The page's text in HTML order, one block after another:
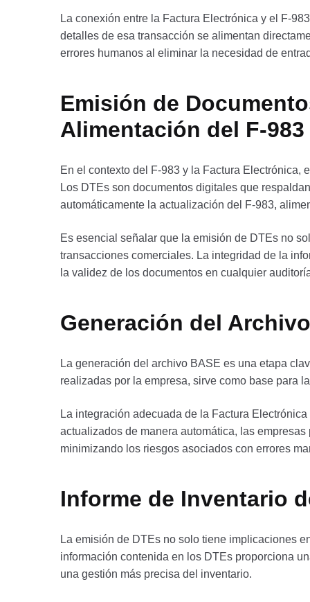
La conexión entre la Factura Electrónica y el F-
detalles de esa transacción se alimentan
errores humanos al eliminar la necesidad de
Emisión de
Alimentación del F-983
En el contexto del F-983 y la Factura Electrónica,
Los DTEs son documentos digitales que
automáticamente la actualización del F-983,
Es esencial señalar que la emisión de DTEs no
transacciones comerciales. La integridad de la
la validez de los documentos en cualquier
Generación del
La generación del archivo BASE es una etapa
realizadas por la empresa, sirve como base para
La integración adecuada de la Factura
actualizados de manera automática, las
minimizando los riesgos asociados con errores
Informe de Inventario
La emisión de DTEs no solo tiene implicaciones
información contenida en los DTEs proporciona
una gestión más precisa del inventario.